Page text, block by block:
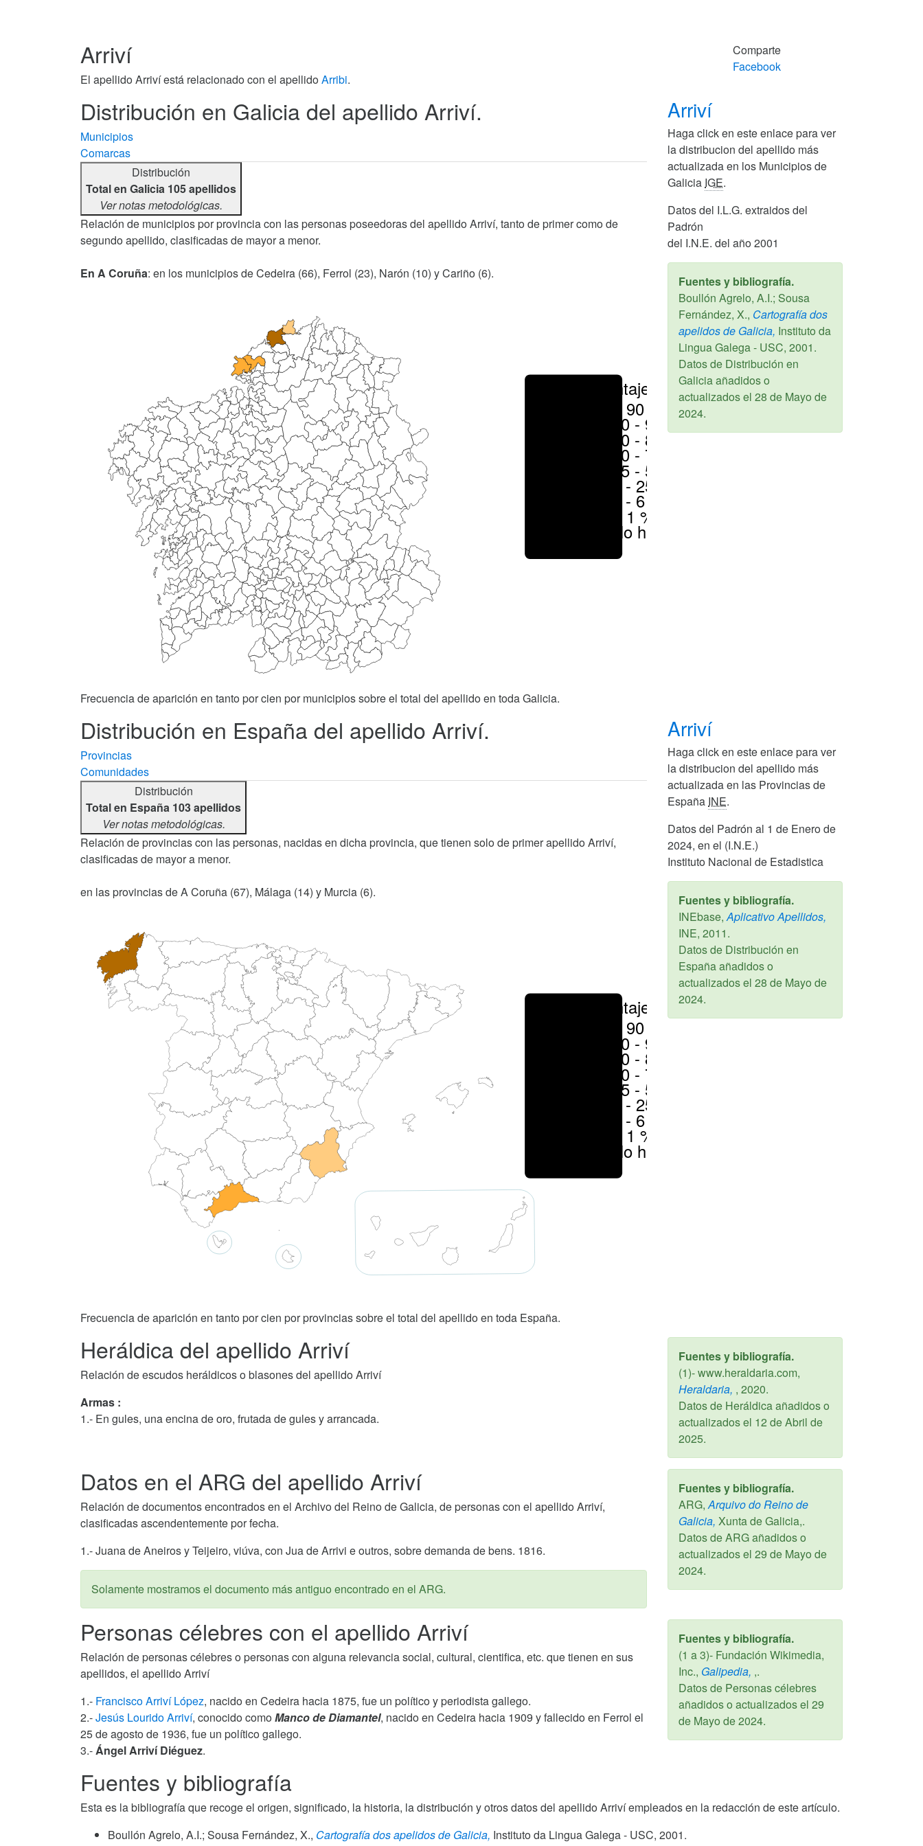
Arriví
El apellido Arriví está relacionado con el apellidoArribi.
Comparte
Facebook
Distribución en Galicia del apellido Arriví.
Municipios
Comarcas
Distribución
Total en Galicia 105 apellidos
Ver notas metodológicas.
Relación de municipios por provincia con las personas poseedoras del apellido Arriví, tanto de primer como de
segundo apellido, clasificadas de mayor a menor.
En A Coruña: en los municipios de Cedeira (66), Ferrol (23), Narón (10) y Cariño (6).
Porcentajes
> 90 %
80 - 90 %
70 - 80 %
50 - 70 %
25 - 50 %
6 - 25 %
1 - 6 %
< 1 %
No hay
Frecuencia de aparición en tanto por cien por municipios sobre el total del apellido en toda Galicia.
Arriví
Haga click en este enlace para ver
la distribucion del apellido más
actualizada en los Municipios de
Galicia IGE.
Datos del I.L.G. extraidos del
Padrón
del I.N.E. del año 2001
Fuentes y bibliografía.
Boullón Agrelo, A.I.; Sousa
Fernández, X., Cartografía dos
apelidos de Galicia, Instituto da
Lingua Galega - USC, 2001.
Datos de Distribución en
Galicia añadidos o
actualizados el 28 de Mayo de
2024.
Distribución en España del apellido Arriví.
Provincias
Comunidades
Distribución
Total en España 103 apellidos
Ver notas metodológicas.
Relación de provincias con las personas, nacidas en dicha provincia, que tienen solo de primer apellido Arriví,
clasificadas de mayor a menor.
en las provincias de A Coruña (67), Málaga (14) y Murcia (6).
Porcentajes
> 90 %
80 - 90 %
70 - 80 %
50 - 70 %
25 - 50 %
6 - 25 %
1 - 6 %
< 1 %
No hay
Frecuencia de aparición en tanto por cien por provincias sobre el total del apellido en toda España.
Arriví
Haga click en este enlace para ver
la distribucion del apellido más
actualizada en las Provincias de
España INE.
Datos del Padrón al 1 de Enero de
2024, en el (I.N.E.)
Instituto Nacional de Estadistica
Fuentes y bibliografía.
INEbase,Aplicativo Apellidos,
INE, 2011.
Datos de Distribución en
España añadidos o
actualizados el 28 de Mayo de
2024.
Heráldica del apellido Arriví
Relación de escudos heráldicos o blasones del apellido Arriví
Armas :
1.- En gules, una encina de oro, frutada de gules y arrancada.
Fuentes y bibliografía.
(1)- www.heraldaria.com,
Heraldaria, , 2020.
Datos de Heráldica añadidos o
actualizados el 12 de Abril de
2025.
Datos en el ARG del apellido Arriví
Relación de documentos encontrados en el Archivo del Reino de Galicia, de personas con el apellido Arriví,
clasificadas ascendentemente por fecha.
1.- Juana de Aneiros y Teijeiro, viúva, con Jua de Arrivi e outros, sobre demanda de bens. 1816.
Solamente mostramos el documento más antiguo encontrado en el ARG.
Fuentes y bibliografía.
ARG,Arquivo do Reino de
Galicia, Xunta de Galicia,.
Datos de ARG añadidos o
actualizados el 29 de Mayo de
2024.
Personas célebres con el apellido Arriví
Relación de personas célebres o personas con alguna relevancia social, cultural, cientifica, etc. que tienen en sus
apellidos, el apellido Arriví
1.- Francisco Arriví López, nacido en Cedeira hacia 1875, fue un político y periodista gallego.
2.-Jesús Lourido Arriví, conocido comoManco de Diamantel, nacido en Cedeira hacia 1909 y fallecido en Ferrol el
25 de agosto de 1936, fue un político gallego.
3.-Ángel Arriví Diéguez.
Fuentes y bibliografía.
(1 a 3)- Fundación Wikimedia,
Inc., Galipedia, ,.
Datos de Personas célebres
añadidos o actualizados el 29
de Mayo de 2024.
Fuentes y bibliografía
Esta es la bibliografía que recoge el origen, significado, la historia, la distribución y otros datos del apellido Arriví empleados en la redacción de este artículo.
Boullón Agrelo, A.I.; Sousa Fernández, X., Cartografía dos apelidos de Galicia, Instituto da Lingua Galega - USC, 2001.